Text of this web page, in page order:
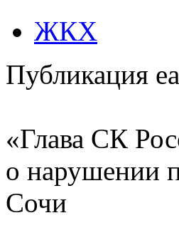
ЖКХ
Публикация
«Глава СК
о нарушении
Сочи